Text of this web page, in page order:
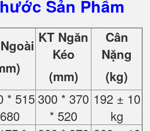
Sản Phẩm
KT Ngăn
Kéo
(mm)
Cân
Nặng
(kg)
* 515 300 * 370
* 520
192 ± 10
kg